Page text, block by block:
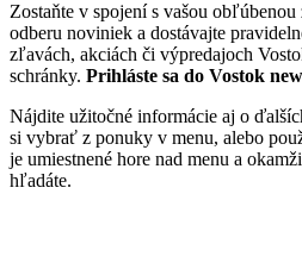
Zostaňte v spojení s vašou
odberu noviniek a dostávajte
zľavách, akciách či výpredajoch
schránky. Prihláste sa do Vostok
Nájdite užitočné informácie aj o
si vybrať z ponuky v menu, alebo
je umiestnené hore nad menu a
hľadáte.